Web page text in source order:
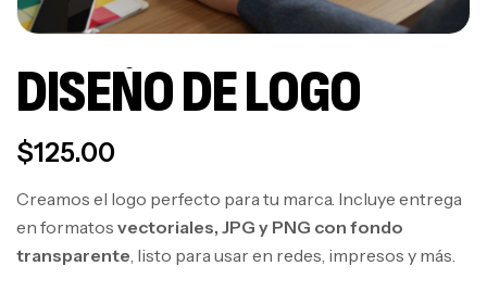
DISEÑO DE LOGO
$125.00
Creamos el logo perfecto para tu marca. Incluye entrega
en formatos vectoriales, JPG y PNG con fondo
transparente, listo para usar en redes, impresos y más.